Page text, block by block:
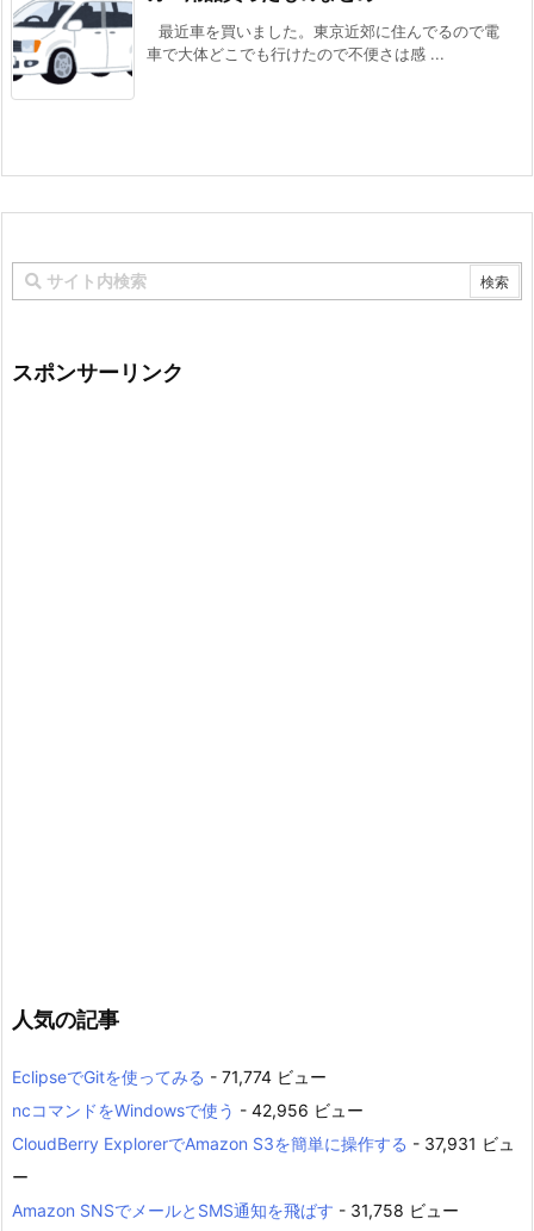
最近車を買いました。東京近郊に住んでるので電
車で大体どこでも行けたので不便さは感 ...
スポンサーリンク
人気の記事
EclipseでGitを使ってみる - 71,774 ビュー
ncコマンドをWindowsで使う - 42,956 ビュー
CloudBerry ExplorerでAmazon S3を簡単に操作する - 37,931 ビュ
ー
Amazon SNSでメールとSMS通知を飛ばす - 31,758 ビュー